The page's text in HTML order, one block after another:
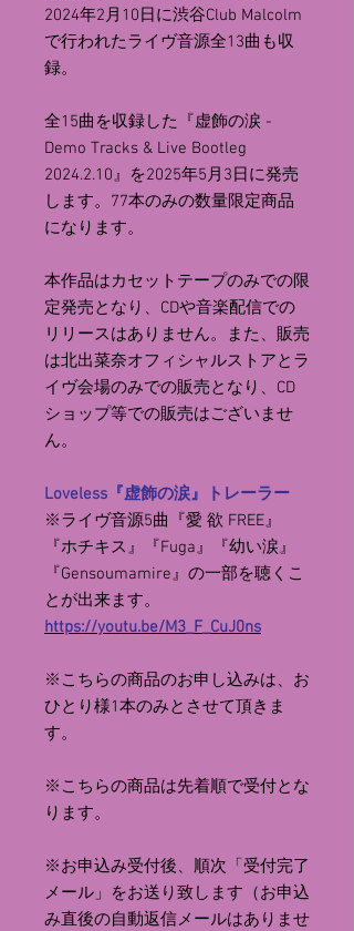
2024年2月10日に渋谷Club Malcolm
で行われたライヴ音源全13曲も収
録。
全15曲を収録した『虚飾の涙 -
Demo Tracks & Live Bootleg
2024.2.10』を2025年5月3日に発売
します。77本のみの数量限定商品
になります。
本作品はカセットテープのみでの限
定発売となり、CDや音楽配信での
リリースはありません。また、販売
は北出菜奈オフィシャルストアとラ
イヴ会場のみでの販売となり、CD
ショップ等での販売はございませ
ん。
Loveless『虚飾の涙』トレーラー
※ライヴ音源5曲『愛 欲 FREE』
『ホチキス』『Fuga』『幼い涙』
『Gensoumamire』の一部を聴くこ
とが出来ます。
https://youtu.be/M3_F_CuJ0ns
※こちらの商品のお申し込みは、お
ひとり様1本のみとさせて頂きま
す。
※こちらの商品は先着順で受付とな
ります。
※お申込み受付後、順次「受付完了
メール」をお送り致します（お申込
み直後の自動返信メールはありませ